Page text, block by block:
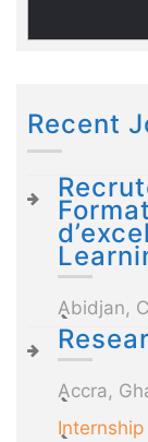
Recent
Abidjan,
Accra,
Internship